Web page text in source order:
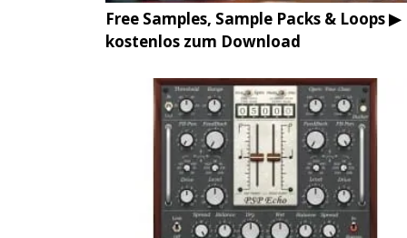
Free Samples, Sample Packs & Loops ▶
kostenlos zum Download